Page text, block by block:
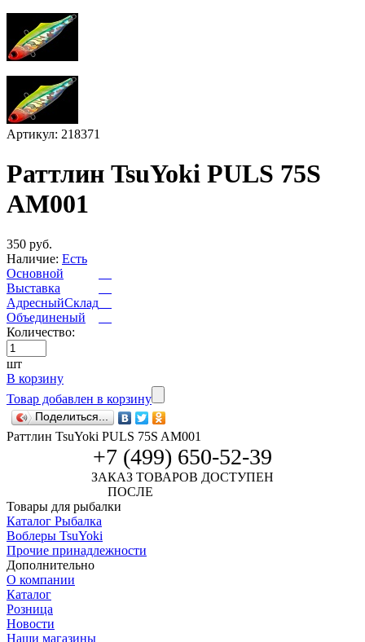
Артикул: 218371
Раттлин TsuYoki PULS 75S
AM001
350 руб.
Наличие: Есть
Основной
Выставка
АдресныйСклад
Объединеный
Количество:
шт
В корзину
Товар добавлен в корзину
Поделиться...
Раттлин TsuYoki PULS 75S AM001
+7 (499) 650-52-39
ЗАКАЗ ТОВАРОВ ДОСТУПЕН
ПОСЛЕ
Товары для рыбалки
Каталог Рыбалка
Воблеры TsuYoki
Прочие принадлежности
Дополнительно
О компании
Каталог
Розница
Новости
Наши магазины